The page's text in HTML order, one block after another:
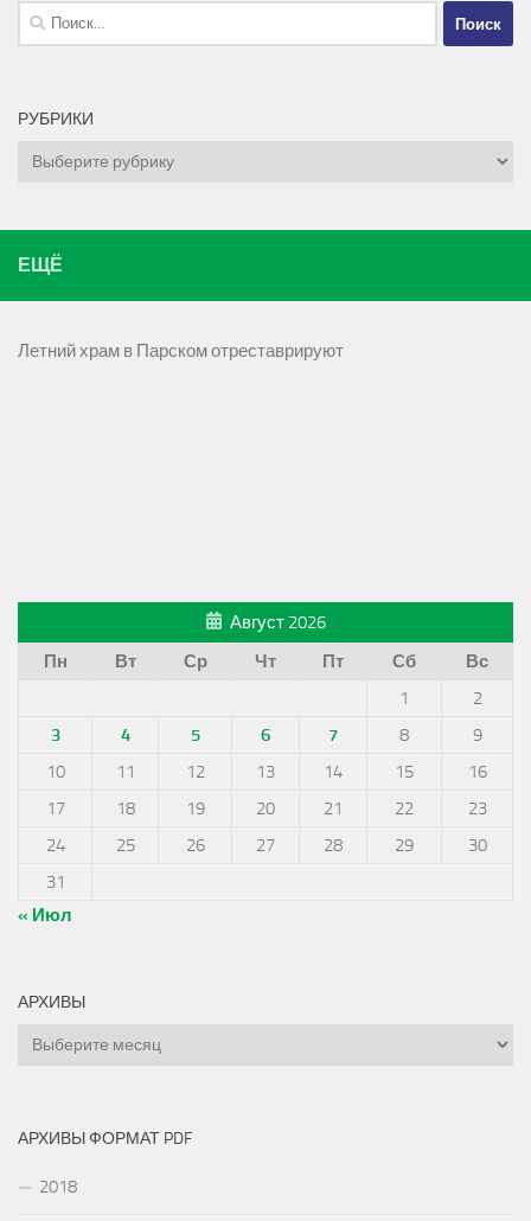
Найти:
РУБРИКИ
Рубрики
ЕЩЁ
Летний храм в Парском отреставрируют
Август 2026
Пн
Вт Ср Чт Пт Сб
Вс
1
2
3
4 5 6 7 8
9
10
11 12 13 14 15
16
17
18 19 20 21 22
23
24
25 26 27 28 29
30
31
« Июл
АРХИВЫ
Архивы
АРХИВЫ ФОРМАТ PDF
2018